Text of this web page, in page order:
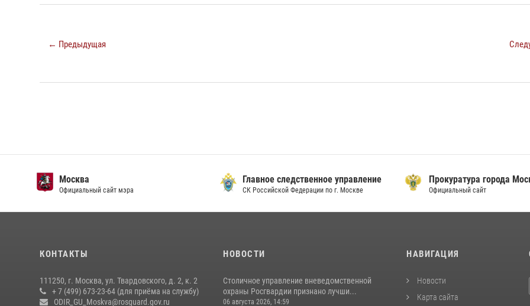
← Предыдущая
Москва
Официальный сайт мэра
Главное следственное управление
СК Российской Федерации по г. Москве
Прокуратура города
Официальный сайт
КОНТАКТЫ
111250, г. Москва, ул. Твардовского, д. 2, к. 2
+ 7 (499) 673-23-64 (для приёма на службу)
ODIR_GU_Moskva@rosguard.gov.ru
НОВОСТИ
Столичное управление вневедомственной
охраны Росгвардии признано лучши...
06 августа 2026, 14:59
НАВИГАЦИЯ
Новости
Карта сайта